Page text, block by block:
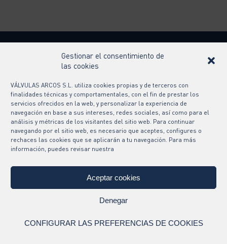
Gestionar el consentimiento de
las cookies
VÁLVULAS ARCOS S.L. utiliza cookies propias y de terceros con
finalidades técnicas y comportamentales, con el fin de prestar los
servicios ofrecidos en la web, y personalizar la experiencia de
navegación en base a sus intereses, redes sociales, así como para el
análisis y métricas de los visitantes del sitio web. Para continuar
navegando por el sitio web, es necesario que aceptes, configures o
rechaces las cookies que se aplicarán a tu navegación. Para más
información, puedes revisar nuestra
Aceptar cookies
Denegar
CONFIGURAR LAS PREFERENCIAS DE COOKIES
Follow us
Cookies policy